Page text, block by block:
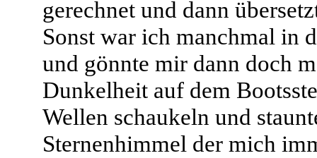
gerechnet und dann
Sonst war ich manchmal in
und gönnte mir dann doch
Dunkelheit auf dem
Wellen schaukeln und
Sternenhimmel der mich